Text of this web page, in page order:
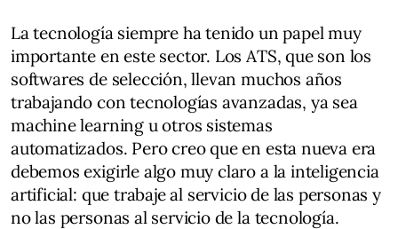
La tecnología siempre ha tenido un papel muy
importante en este sector. Los ATS, que son los
softwares de selección, llevan muchos años
trabajando con tecnologías avanzadas, ya sea
machine learning u otros sistemas
automatizados. Pero creo que en esta nueva era
debemos exigirle algo muy claro a la inteligencia
artificial: que trabaje al servicio de las personas y
no las personas al servicio de la tecnología.